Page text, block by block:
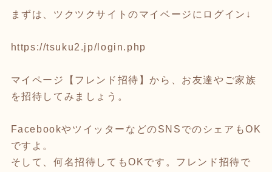
まずは、ツクツクサイトのマイベージにログイン↓
https://tsuku2.jp/login.php
マイページ【フレンド招待】から、お友達やご家族
を招待してみましょう。
FacebookやツイッターなどのSNSでのシェアもOK
ですよ。
そして、何名招待してもOKです。フレンド招待で